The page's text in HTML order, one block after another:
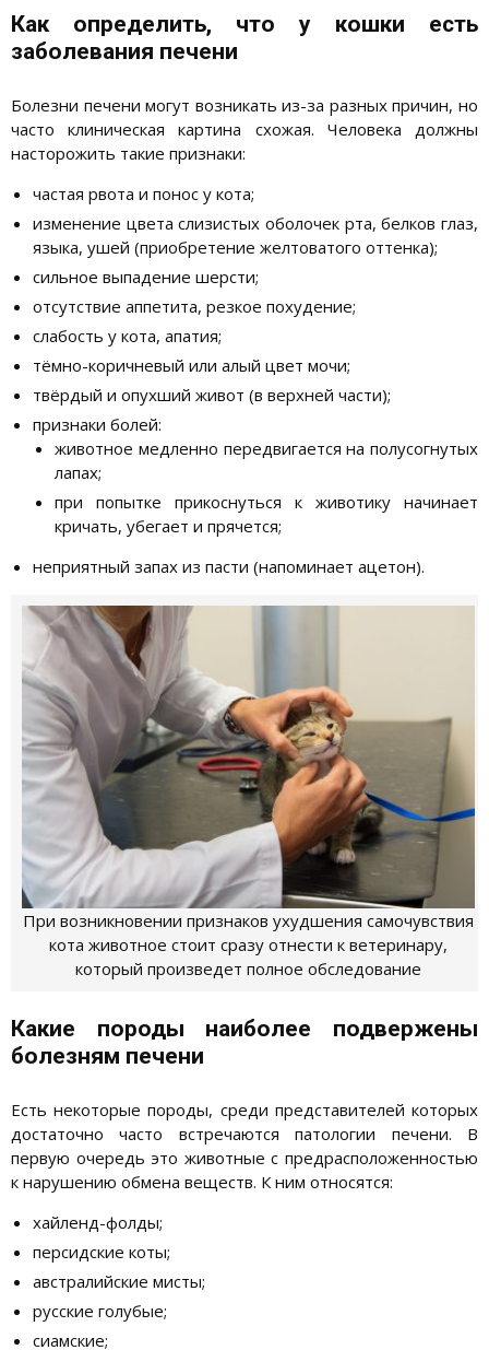
Как определить, что у кошки есть
заболевания печени
Болезни печени могут возникать из-за разных причин, но
часто клиническая картина схожая. Человека должны
насторожить такие признаки:
частая рвота и понос у кота;
изменение цвета слизистых оболочек рта, белков глаз,
языка, ушей (приобретение желтоватого оттенка);
сильное выпадение шерсти;
отсутствие аппетита, резкое похудение;
слабость у кота, апатия;
тёмно-коричневый или алый цвет мочи;
твёрдый и опухший живот (в верхней части);
признаки болей:
животное медленно передвигается на полусогнутых
лапах;
при попытке прикоснуться к животику начинает
кричать, убегает и прячется;
неприятный запах из пасти (напоминает ацетон).
При возникновении признаков ухудшения самочувствия
кота животное стоит сразу отнести к ветеринару,
который произведет полное обследование
Какие породы наиболее подвержены
болезням печени
Есть некоторые породы, среди представителей которых
достаточно часто встречаются патологии печени. В
первую очередь это животные с предрасположенностью
к нарушению обмена веществ. К ним относятся:
хайленд-фолды;
персидские коты;
австралийские мисты;
русские голубые;
сиамские;